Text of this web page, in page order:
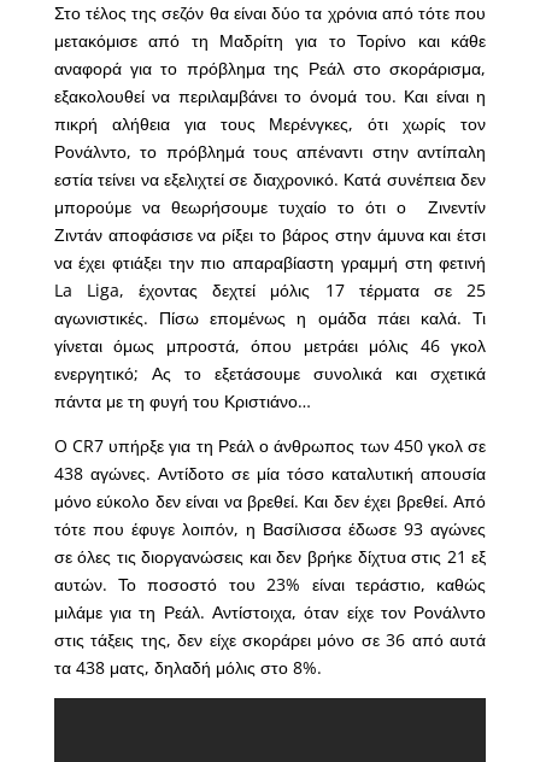
Στο τέλος της σεζόν θα είναι δύο τα χρόνια από τότε που
μετακόμισε από τη Μαδρίτη για το Τορίνο και κάθε
αναφορά για το πρόβλημα της Ρεάλ στο σκοράρισμα,
εξακολουθεί να περιλαμβάνει το όνομά του. Και είναι η
πικρή αλήθεια για τους Μερένγκες, ότι χωρίς τον
Ρονάλντο, το πρόβλημά τους απέναντι στην αντίπαλη
εστία τείνει να εξελιχτεί σε διαχρονικό. Κατά συνέπεια δεν
μπορούμε να θεωρήσουμε τυχαίο το ότι ο Ζινεντίν
Ζιντάν αποφάσισε να ρίξει το βάρος στην άμυνα και έτσι
να έχει φτιάξει την πιο απαραβίαστη γραμμή στη φετινή
La Liga, έχοντας δεχτεί μόλις 17 τέρματα σε 25
αγωνιστικές. Πίσω επομένως η ομάδα πάει καλά. Τι
γίνεται όμως μπροστά, όπου μετράει μόλις 46 γκολ
ενεργητικό; Ας το εξετάσουμε συνολικά και σχετικά
πάντα με τη φυγή του Κριστιάνο…
O CR7 υπήρξε για τη Ρεάλ ο άνθρωπος των 450 γκολ σε
438 αγώνες. Αντίδοτο σε μία τόσο καταλυτική απουσία
μόνο εύκολο δεν είναι να βρεθεί. Και δεν έχει βρεθεί. Από
τότε που έφυγε λοιπόν, η Βασίλισσα έδωσε 93 αγώνες
σε όλες τις διοργανώσεις και δεν βρήκε δίχτυα στις 21 εξ
αυτών. Το ποσοστό του 23% είναι τεράστιο, καθώς
μιλάμε για τη Ρεάλ. Αντίστοιχα, όταν είχε τον Ρονάλντο
στις τάξεις της, δεν είχε σκοράρει μόνο σε 36 από αυτά
τα 438 ματς, δηλαδή μόλις στο 8%.